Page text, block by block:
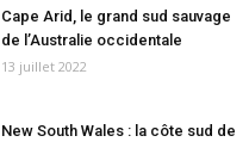
Cape Arid, le grand sud sauvage
de l’Australie occidentale
13 juillet 2022
New South Wales : la côte sud de